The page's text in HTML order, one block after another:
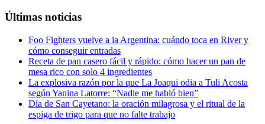
Últimas noticias
Foo Fighters vuelve a la Argentina: cuándo toca en River y
cómo conseguir entradas
Receta de pan casero fácil y rápido: cómo hacer un pan de
mesa rico con solo 4 ingredientes
La explosiva razón por la que La Joaqui odia a Tuli Acosta
según Yanina Latorre: “Nadie me habló bien”
Día de San Cayetano: la oración milagrosa y el ritual de la
espiga de trigo para que no falte trabajo